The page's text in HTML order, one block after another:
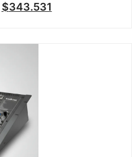
$343.531